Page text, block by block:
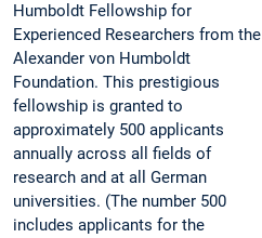
Humboldt Fellowship for
Experienced Researchers from the
Alexander von Humboldt
Foundation. This prestigious
fellowship is granted to
approximately 500 applicants
annually across all fields of
research and at all German
universities. (The number 500
includes applicants for the